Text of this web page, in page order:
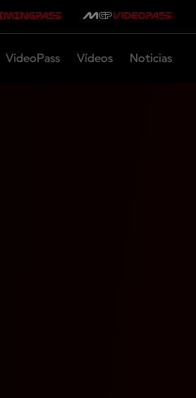
VideoPass Vídeos Noticias